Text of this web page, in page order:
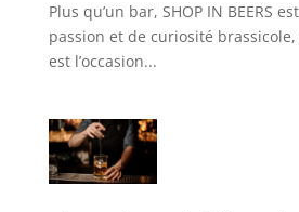
Plus qu’un bar, SHOP IN BEERS
passion et de curiosité
est l’occasion...